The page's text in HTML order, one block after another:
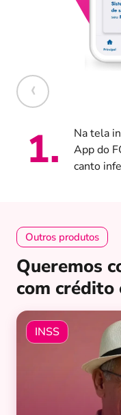
1.
Na tela
App do
canto
Outros produtos
Queremos
com crédito
INSS